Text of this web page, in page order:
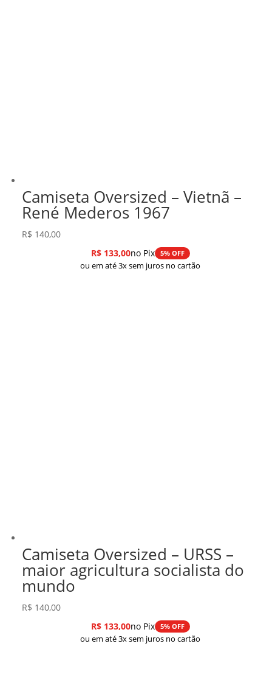
Camiseta Oversized – Vietnã –
René Mederos 1967
R$ 140,00
R$133,00no Pix 5% OFF
ou em até 3x sem juros no cartão
Camiseta Oversized – URSS –
maior agricultura socialista do
mundo
R$ 140,00
R$133,00no Pix 5% OFF
ou em até 3x sem juros no cartão